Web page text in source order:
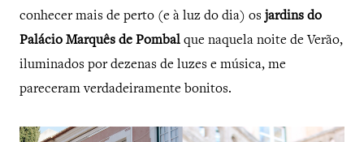
conhecer mais de perto (e à luz do dia) os jardins do
Palácio Marquês de Pombal que naquela noite de Verão,
iluminados por dezenas de luzes e música, me
pareceram verdadeiramente bonitos.